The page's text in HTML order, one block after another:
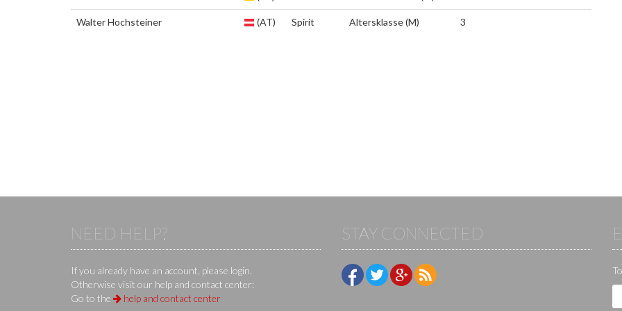
Walter Hochsteiner (AT) Spirit Altersklasse (M) 3
NEED HELP?
If you already have an account, please login.
Otherwise visit our help and contact center:
Go to the
help and contact center
STAY CONNECTED